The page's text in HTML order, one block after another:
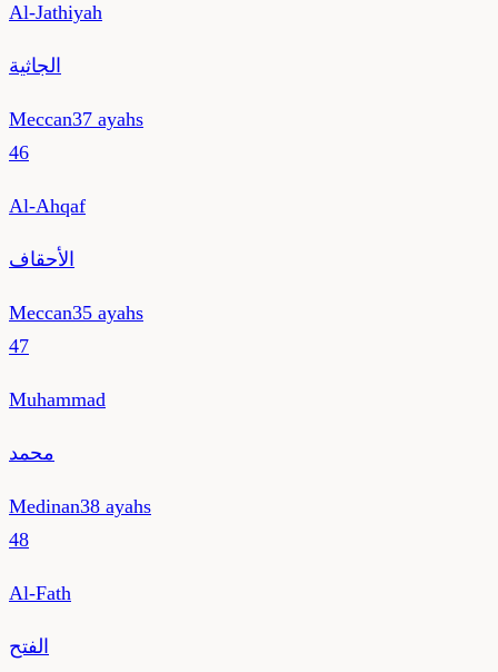
Al-Jathiyah
الجاثية
Meccan37 ayahs
46
Al-Ahqaf
الأحقاف
Meccan35 ayahs
47
Muhammad
محمد
Medinan38 ayahs
48
Al-Fath
الفتح